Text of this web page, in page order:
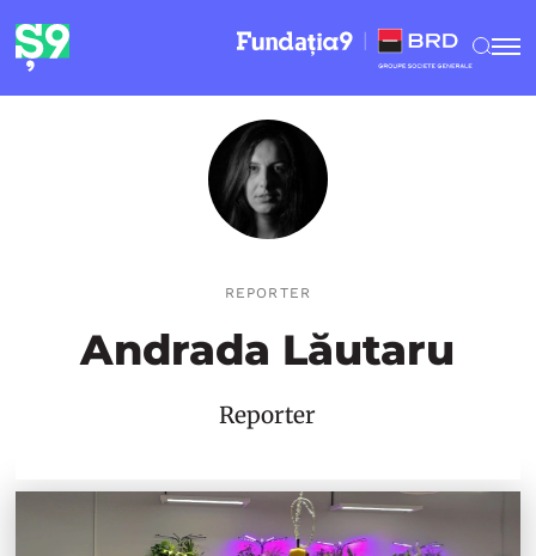
REPORTER
Andrada Lăutaru
Reporter